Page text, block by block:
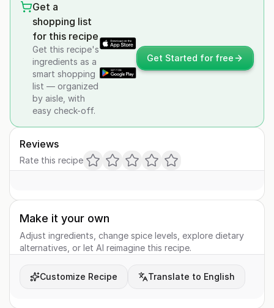
Get a
shopping list
for this recipe
Get this recipe's
ingredients as a
smart shopping
list — organized
by aisle, with
easy check-off.
Get Started for free
Reviews
Rate this recipe
Make it your own
Adjust ingredients, change spice levels, explore dietary
alternatives, or let AI reimagine this recipe.
Customize Recipe Translate to English